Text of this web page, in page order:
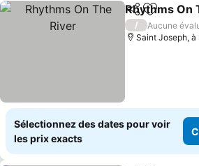
PartagerAjouter à
Rhythms On
/
Aucune
Saint Joseph, à
Sélectionnez des dates pour voir
les prix exacts